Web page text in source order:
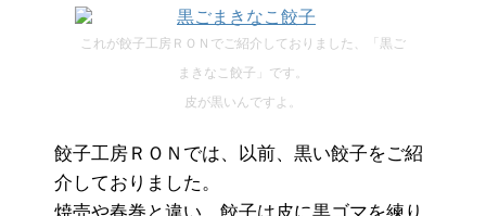
これが餃子工房ＲＯＮでご紹介しておりました、「黒ご
まきなこ餃子」です。
皮が黒いんですよ。
餃子工房ＲＯＮでは、以前、黒い餃子をご紹
介しておりました。